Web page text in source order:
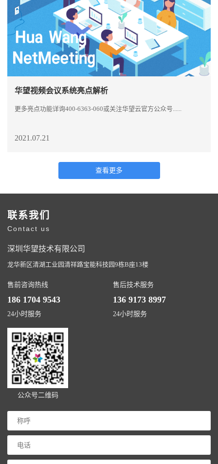
华望视频会议系统亮点解析
更多亮点功能详询400-6363-060或关注华望云官方公众号......
2021.07.21
查看更多
联系我们
Contact us
深圳华望技术有限公司
龙华新区清湖工业园清祥路宝能科技园9栋B座13楼
售前咨询热线
186 1704 9543
24小时服务
售后技术服务
136 9173 8997
24小时服务
公众号二维码